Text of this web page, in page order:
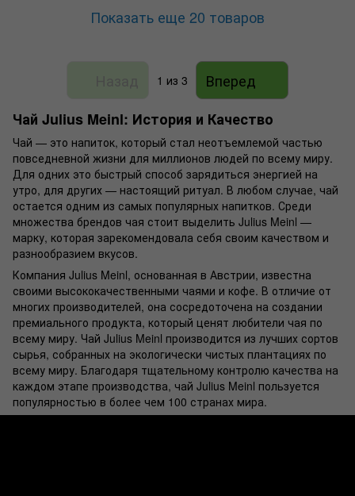
Показать еще 20 товаров
1 из 3
Вперед
Чай Julius Meinl: История и Качество
Чай — это напиток, который стал неотъемлемой частью
повседневной жизни для миллионов людей по всему миру.
Для одних это быстрый способ зарядиться энергией на
утро, для других — настоящий ритуал. В любом случае, чай
остается одним из самых популярных напитков. Среди
множества брендов чая стоит выделить Julius Meinl —
марку, которая зарекомендовала себя своим качеством и
разнообразием вкусов.
Компания Julius Meinl, основанная в Австрии, известна
своими высококачественными чаями и кофе. В отличие от
многих производителей, она сосредоточена на создании
премиального продукта, который ценят любители чая по
всему миру. Чай Julius Meinl производится из лучших сортов
сырья, собранных на экологически чистых плантациях по
всему миру. Благодаря тщательному контролю качества на
каждом этапе производства, чай Julius Meinl пользуется
популярностью в более чем 100 странах мира.